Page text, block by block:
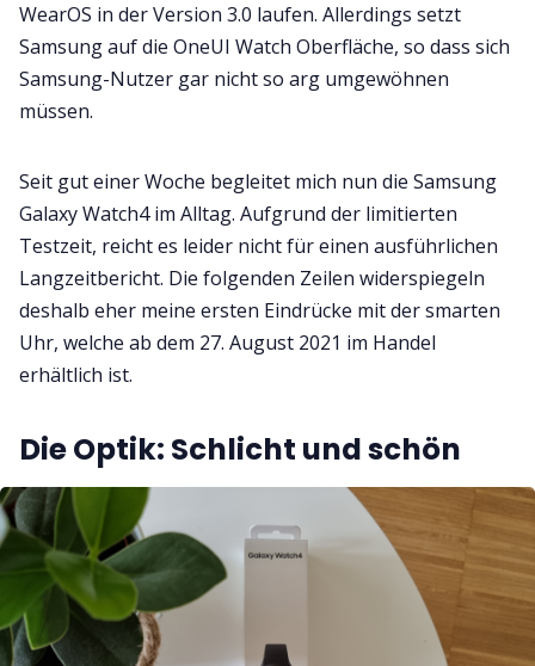
WearOS in der Version 3.0 laufen. Allerdings setzt
Samsung auf die OneUI Watch Oberfläche, so dass sich
Samsung-Nutzer gar nicht so arg umgewöhnen
müssen.
Seit gut einer Woche begleitet mich nun die Samsung
Galaxy Watch4 im Alltag. Aufgrund der limitierten
Testzeit, reicht es leider nicht für einen ausführlichen
Langzeitbericht. Die folgenden Zeilen widerspiegeln
deshalb eher meine ersten Eindrücke mit der smarten
Uhr, welche ab dem 27. August 2021 im Handel
erhältlich ist.
Die Optik: Schlicht und schön